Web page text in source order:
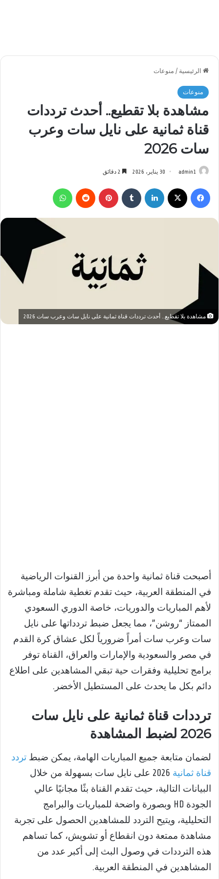
الرئيسية / منوعات
منوعات
مشاهدة بلا تقطيع.. أحدث ترددات
قناة ثمانية على نايل سات وعرب
سات 2026
admin1 30 يناير، 2026
فيسبوك لينكدإن بينتيريست
مشاهدة بلا تقطيع.. أحدث ترددات قناة ثمانية على نايل سات وعرب سات 2026
أصبحت قناة ثمانية واحدة من أبرز القنوات الرياضية
في المنطقة العربية، حيث تقدم تغطية شاملة ومباشرة
لأهم المباريات والدوريات، خاصة الدوري السعودي
الممتاز “روشن”، مما يجعل ضبط تردداتها على نايل
سات وعرب سات أمراً ضرورياً لكل عشاق كرة القدم
في مصر والسعودية والإمارات والعراق، القناة توفر
برامج تحليلية وفقرات حية تبقي المشاهدين على اطلاع
دائم بكل ما يحدث على المستطيل الأخضر.
ترددات قناة ثمانية على نايل سات
2026 لضبط المشاهدة
لضمان متابعة جميع المباريات الهامة، يمكن ضبط تردد
قناة ثمانية
2026 على نايل سات بسهولة من خلال
البيانات التالية، حيث تقدم القناة بثًا مجانيًا عالي
الجودة HD وبصورة واضحة للمباريات والبرامج
التحليلية، ويتيح التردد للمشاهدين الحصول على تجربة
مشاهدة ممتعة دون انقطاع أو تشويش، كما تساهم
هذه الترددات في وصول البث إلى أكبر عدد من
المشاهدين في المنطقة العربية.